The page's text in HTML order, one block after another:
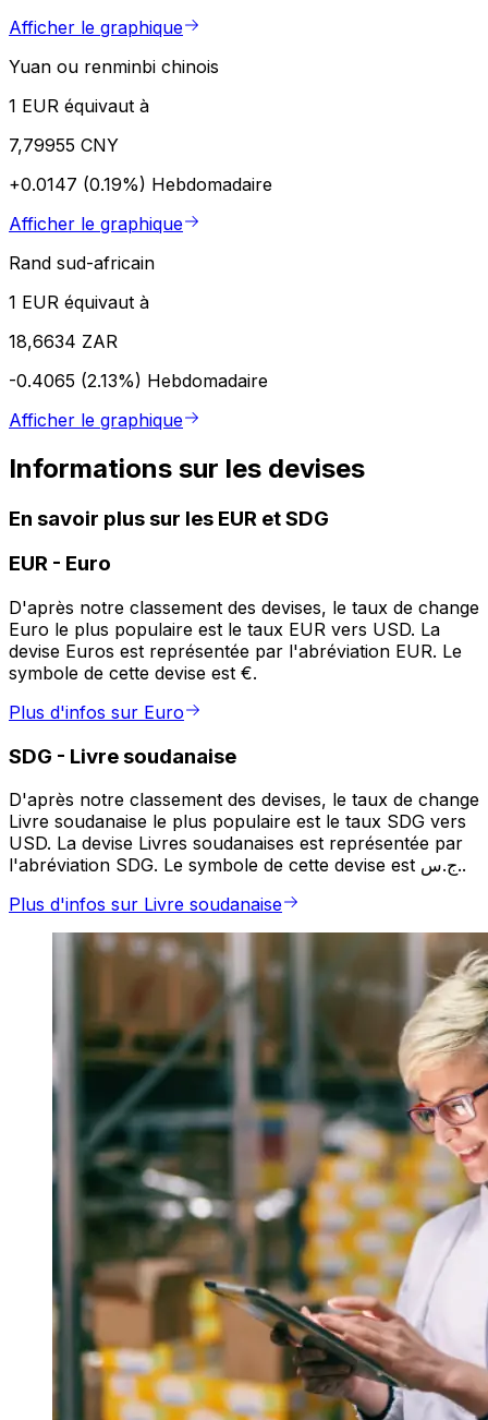
Afficher le graphique
Yuan ou renminbi chinois
1 EUR équivaut à
7,79955 CNY
+0.0147 (0.19%) Hebdomadaire
Afficher le graphique
Rand sud-africain
1 EUR équivaut à
18,6634 ZAR
-0.4065 (2.13%) Hebdomadaire
Afficher le graphique
Informations sur les devises
En savoir plus sur les EUR et SDG
EUR - Euro
D'après notre classement des devises, le taux de change
Euro le plus populaire est le taux EUR vers USD. La
devise Euros est représentée par l'abréviation EUR. Le
symbole de cette devise est €.
Plus d'infos sur Euro
SDG - Livre soudanaise
D'après notre classement des devises, le taux de change
Livre soudanaise le plus populaire est le taux SDG vers
USD. La devise Livres soudanaises est représentée par
l'abréviation SDG. Le symbole de cette devise est ج.س..
Plus d'infos sur Livre soudanaise